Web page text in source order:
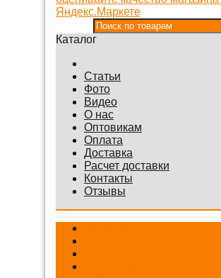
Каталог
Статьи
Фото
Видео
О нас
Оптовикам
Оплата
Доставка
Расчет доставки
Контакты
Отзывы